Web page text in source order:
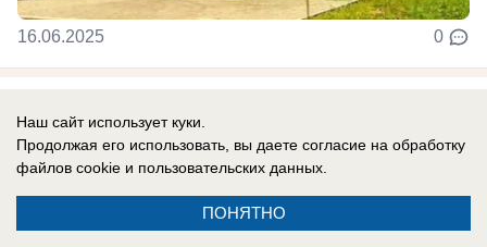
16.06.2025 0
Умными будут даже урны: 110
миллионов потратят на благоустройство
власти Кисловодска
А еще поставят скамейки с подогревом
Наш сайт использует куки.
Продолжая его использовать, вы даете согласие на обработку
файлов cookie и пользовательских данных.
ПОНЯТНО